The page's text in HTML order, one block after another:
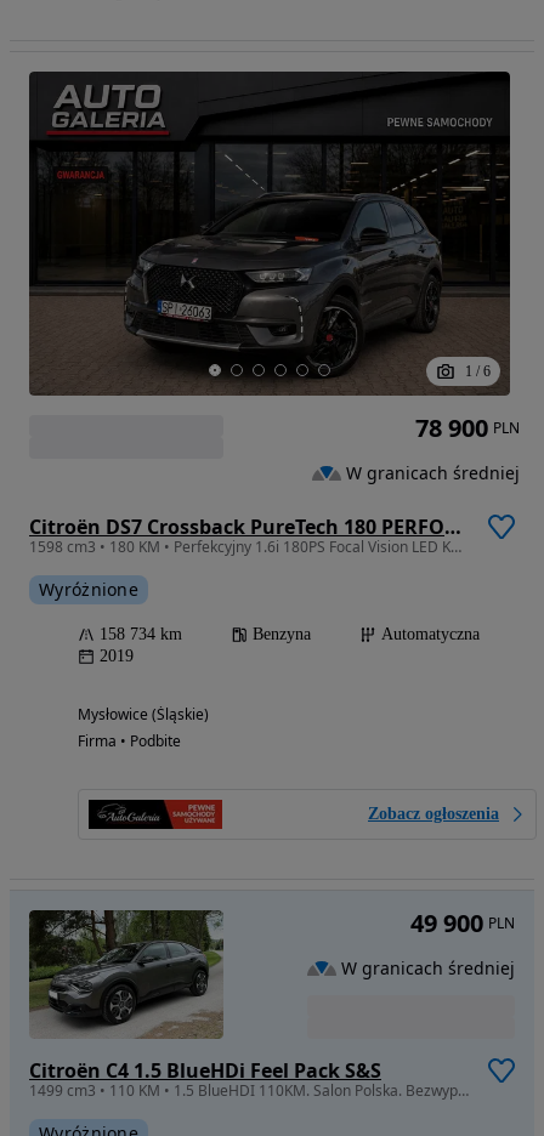
1 / 6
Citroën DS7 Crossback PureTech 180 PERFORMANCE LINE
1598 cm3 • 180 KM • Perfekcyjny 1.6i 180PS Focal Vision LED Kamera Performance Alcantara
Wyróżnione
158 734 km Benzyna
Automatyczna
2019
Mysłowice (Śląskie)
Firma • Podbite
Zobacz ogłoszenia
78 900 PLN
W granicach średniej
Citroën C4 1.5 BlueHDi Feel Pack S&S
1499 cm3 • 110 KM • 1.5 BlueHDI 110KM. Salon Polska. Bezwypadkowy. 1 właściciel. ASO. FV23
49 900 PLN
W granicach średniej